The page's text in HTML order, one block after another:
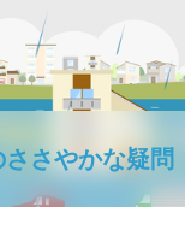
さやかな疑問